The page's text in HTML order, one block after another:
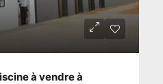
à vendre à